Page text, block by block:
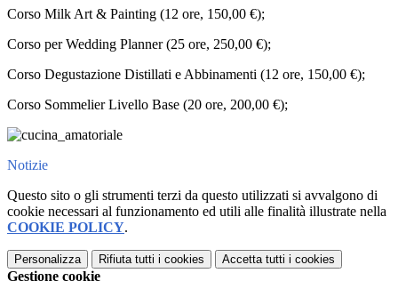
Corso Milk Art & Painting (12 ore, 150,00 €);
Corso per Wedding Planner (25 ore, 250,00 €);
Corso Degustazione Distillati e Abbinamenti (12 ore, 150,00 €);
Corso Sommelier Livello Base (20 ore, 200,00 €);
Notizie
Questo sito o gli strumenti terzi da questo utilizzati si avvalgono di
cookie necessari al funzionamento ed utili alle finalità illustrate nella
COOKIE POLICY.
Personalizza Rifiuta tutti i cookies Accetta tutti i cookies
Gestione cookie